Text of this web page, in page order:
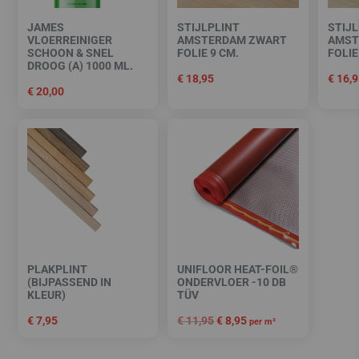
JAMES
VLOERREINIGER
SCHOON & SNEL
DROOG (A) 1000 ML.
€20,00
STIJLPLINT
AMSTERDAM ZWART
FOLIE 9 CM.
€ 18,95
FOLIE
€
PLAKPLINT
(BIJPASSEND IN
KLEUR)
€7,95
UNIFLOOR HEAT-FOIL®
ONDERVLOER -10 DB
TÜV
€11,95 €8,95 per m²